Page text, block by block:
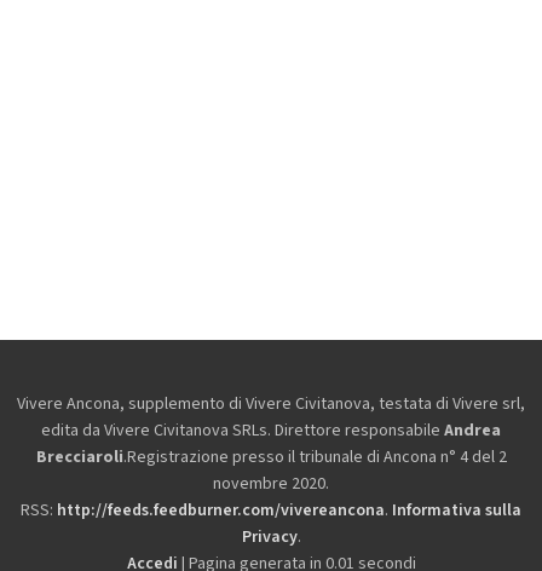
Vivere Ancona, supplemento di Vivere Civitanova, testata di Vivere srl,
edita da Vivere Civitanova SRLs. Direttore responsabile Andrea
Brecciaroli.Registrazione presso il tribunale di Ancona n° 4 del 2
novembre 2020.
RSS: http://feeds.feedburner.com/vivereancona. Informativa sulla
Privacy.
Accedi | Pagina generata in 0.01 secondi